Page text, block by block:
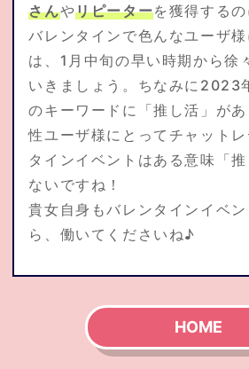
さんやリピーターを獲得するの
バレンタインで色んなユーザ
は、1月中旬の早い時期から徐
いきましょう。ちなみに2023
のキーワードに「推し活」が
性ユーザ様にとってチャット
タインイベントはある意味「
ないですね！
貴女自身もバレンタインイベ
ら、働いてくださいね♪
HOME